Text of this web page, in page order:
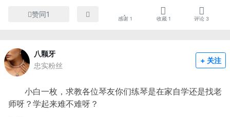
赞同1
感谢1 收藏 1 评论 3
八颗牙
忠实粉丝
+ 关注
小白一枚，求教各位琴友你们练琴是在家自学还是找老
师呀？学起来难不难呀？